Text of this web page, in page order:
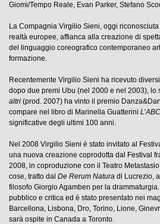
Giomi/Tempo Reale, Evan Parker, Stefano
La Compagnia Virgilio Sieni, oggi
realtà europee, affianca alla creazione di
del linguaggio coreografico contemporaneo
formazione.
Recentemente Virgilio Sieni ha ricevuto
dopo due premi Ubu (nel 2000 e nel 2003), lo
altri (prod. 2007) ha vinto il premio
compare nel libro di Marinella Guatterini
significative degli ultimi 100 anni.
Nel 2008 Virgilio Sieni è stato invitato al
una nuova creazione coprodotta dal Festival
2008, in coproduzione con il Teatro
cose, tratto dal De Rerum Natura di Lucrezio,
filosofo Giorgio Agamben per la
pubblico e critica ed è stato presentato nei
Barcellona, Lisbona, Dro, Torino, Lione,
sarà ospite in Canada a Toronto.